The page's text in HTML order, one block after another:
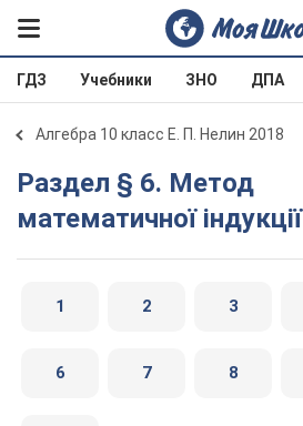
ГДЗ Учебники ЗНО ДПА
Алгебра 10 класс Е. П. Нелин 2018
Раздел § 6. Метод
математичної індукції
1 2 3
6 7 8